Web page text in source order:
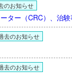
のお知らせ
ター（CRC）、治
去のお知らせ
去のお知らせ